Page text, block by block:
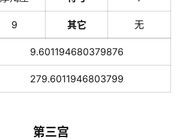
9 其它 无
9.601194680379876
279.6011946803799
第三宫